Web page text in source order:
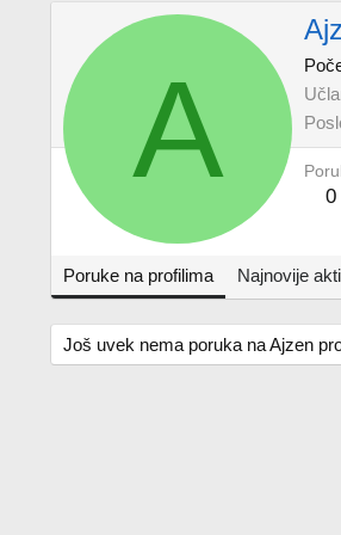
A 0
Poruke na profilima Najnovije
Još uvek nema poruka na Ajzen